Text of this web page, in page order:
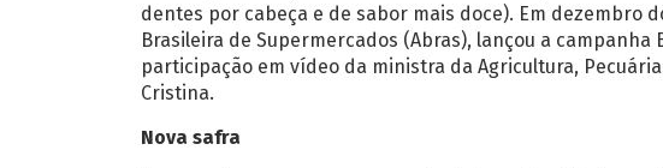
dentes por cabeça e de sabor mais doce). Em dezembro
Brasileira de Supermercados (Abras), lançou a campanha
participação em vídeo da ministra da Agricultura,
Cristina.
Nova safra